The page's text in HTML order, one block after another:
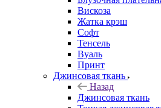
Вискоза
Жатка крэш
Софт
Тенсель
Вуаль
Принт
Джинсовая ткань
Назад
Джинсовая ткань